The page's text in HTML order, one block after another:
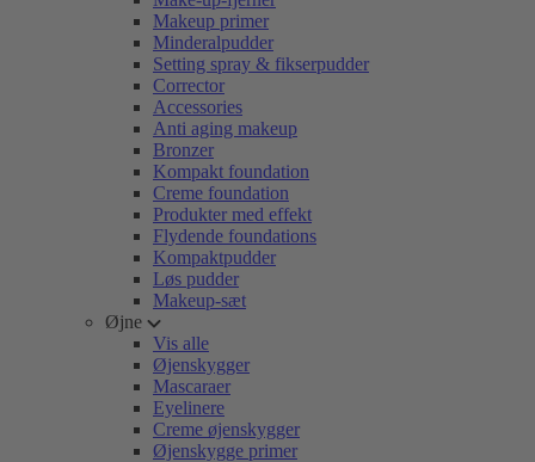
Makeup primer
Minderalpudder
Setting spray & fikserpudder
Corrector
Accessories
Anti aging makeup
Bronzer
Kompakt foundation
Creme foundation
Produkter med effekt
Flydende foundations
Kompaktpudder
Løs pudder
Makeup-sæt
Øjne
Vis alle
Øjenskygger
Mascaraer
Eyelinere
Creme øjenskygger
Øjenskygge primer